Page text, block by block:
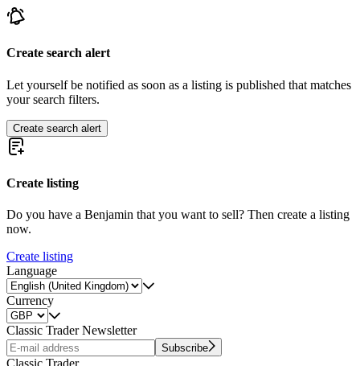
Create search alert
Let yourself be notified as soon as a listing is published that matches
your search filters.
Create search alert
Create listing
Do you have a Benjamin that you want to sell? Then create a listing
now.
Create listing
Language
Currency
Classic Trader Newsletter
Subscribe